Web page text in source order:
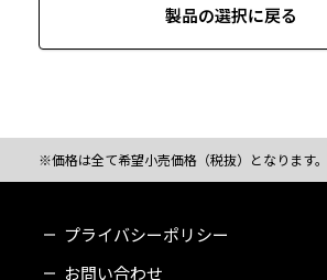
製品の選択に戻る
※価格は全て希望小売価格（税抜）となります
プライバシーポリシー
お問い合わせ